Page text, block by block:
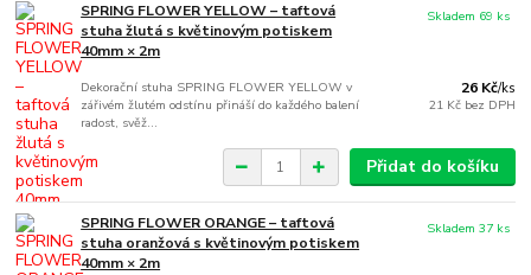
SPRING FLOWER YELLOW – taftová
stuha žlutá s květinovým potiskem
40mm × 2m
Dekorační stuha SPRING FLOWER YELLOW v
zářivém žlutém odstínu přináší do každého balení
radost, svěž...
26 Kč/ks
21 Kč bez DPH
Skladem 69 ks
Přidat do košíku
SPRING FLOWER ORANGE – taftová
stuha oranžová s květinovým potiskem
40mm × 2m
Skladem 37 ks